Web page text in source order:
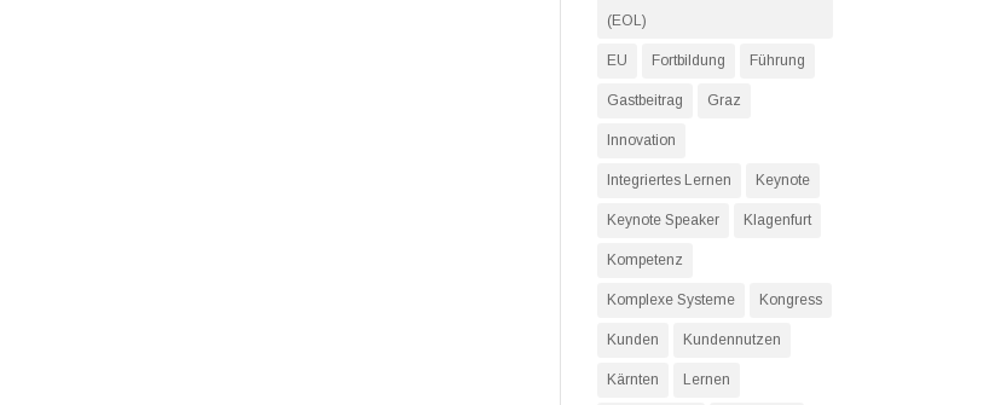
(EOL)
EU Fortbildung Führung
Gastbeitrag Graz
Innovation
Integriertes Lernen Keynote
Keynote Speaker Klagenfurt
Kompetenz
Komplexe Systeme Kongress
Kunden Kundennutzen
Kärnten Lernen